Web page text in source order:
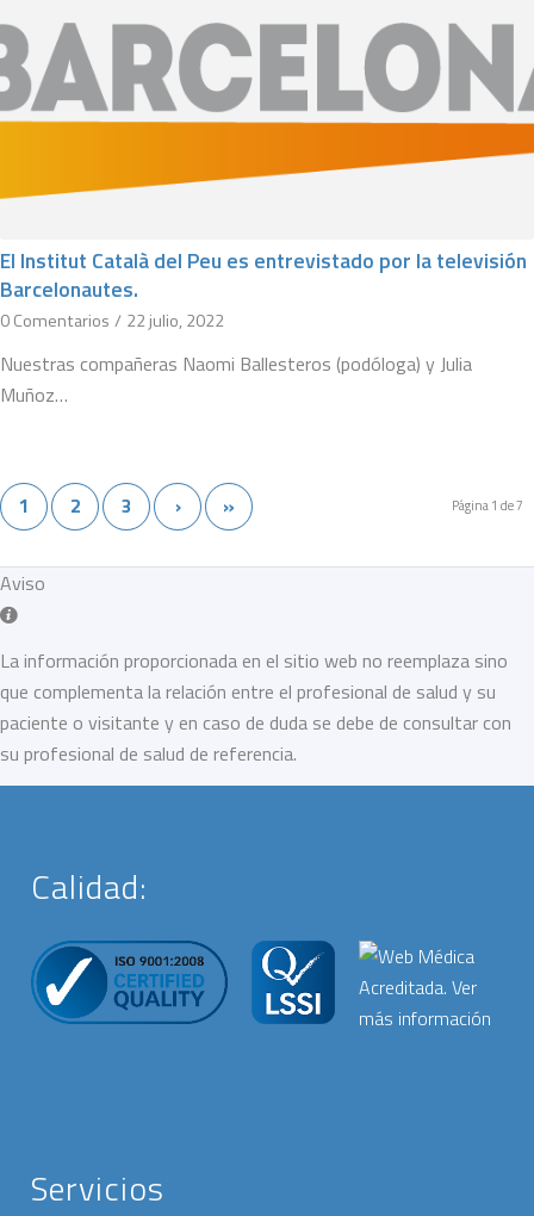
El Institut Català del Peu es entrevistado por la televisión
Barcelonautes.
0 Comentarios / 22 julio, 2022
Nuestras compañeras Naomi Ballesteros (podóloga) y Julia
Muñoz…
Página 1 de 7
1 2 3 › »
Aviso
La información proporcionada en el sitio web no reemplaza sino
que complementa la relación entre el profesional de salud y su
paciente o visitante y en caso de duda se debe de consultar con
su profesional de salud de referencia.
Calidad:
Servicios